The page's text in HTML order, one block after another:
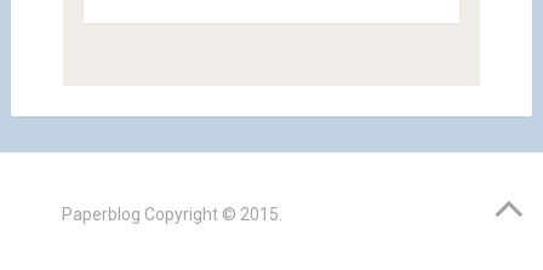
Paperblog Copyright © 2015.